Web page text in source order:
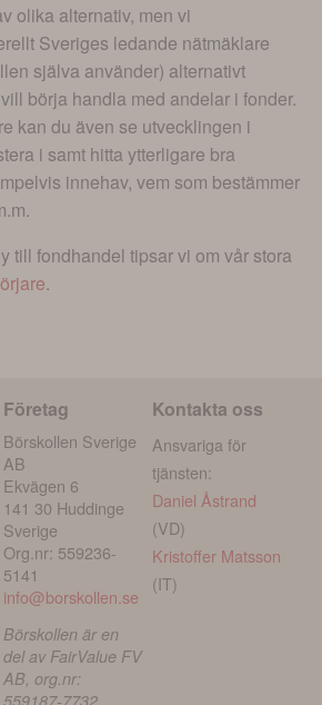
olika alternativ, men vi
Sveriges ledande nätmäklare
själva använder) alternativt
börja handla med andelar ifonder.
kan du även se utvecklingen i
i samt hitta ytterligare bra
innehav, vem som bestämmer
till fondhandel tipsar vi om vår stora
.
Företag
Börskollen Sverige
AB
Ekvägen 6
141 30 Huddinge
Sverige
Org.nr: 559236-
5141
info@borskollen.se
Börskollen är en
del av FairValue FV
AB, org.nr:
Kontakta oss
Ansvariga för
tjänsten:
Daniel Åstrand
(VD)
Kristoffer Matsson
(IT)